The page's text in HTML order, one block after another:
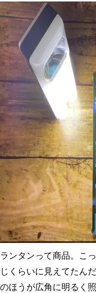
ランタンって商品。こ
じくらいに見えてたん
のほうが広角に明るく